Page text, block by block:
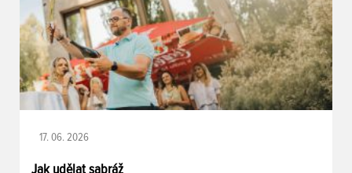
17. 06. 2026
Jak udělat sabráž